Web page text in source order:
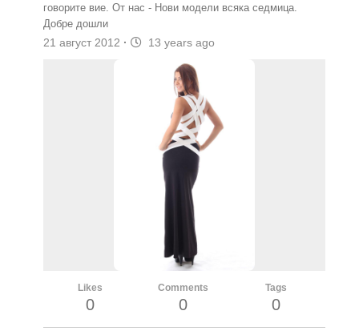
говорите вие. От нас - Нови модели всяка седмица.
Добре дошли
21 август 2012 · 13 years ago
Likes
0
Comments
0
Tags
0